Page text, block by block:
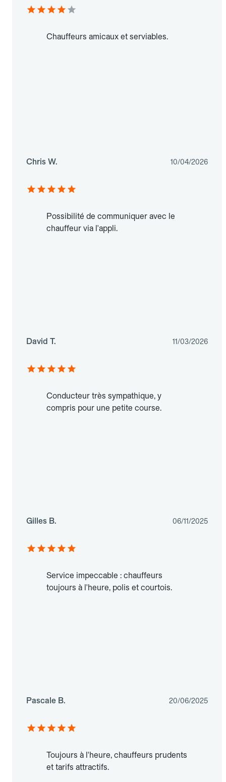
Chauffeurs amicaux et serviables.
Chris W. 10/04/2026
Possibilité de communiquer avec le
chauffeur via l'appli.
David T. 11/03/2026
Conducteur très sympathique, y
compris pour une petite course.
Gilles B. 06/11/2025
Service impeccable : chauffeurs
toujours à l'heure, polis et courtois.
Pascale B. 20/06/2025
Toujours à l'heure, chauffeurs prudents
et tarifs attractifs.